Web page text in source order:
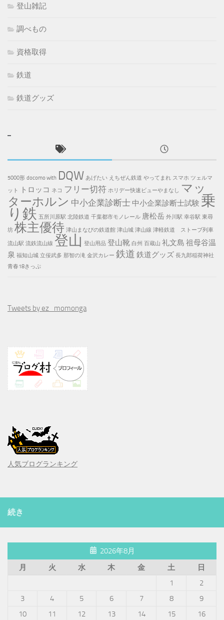
登山雑記
調べもの
資格取得
鉄道
鉄道グッズ
5000形 docomo with DQW あげたい えちぜん鉄道 やってまれ スマホ ツェルマ
ット
トロッコ ネコ フリー切符 ホリデー快速ビューやまなし マッ
ターホルン 中小企業診断士 中小企業診断士試験 乗
り鉄 五所川原駅 北陸鉄道 千葉都市モノレール 唐松岳 外川駅 幸谷駅 東尋
坊 株主優待 津山まなびの鉄道館 津山城 津山線 津軽鉄道 ストーブ列車
流山駅 流鉄流山線 登山 登山用品 登山靴 白州 百蔵山 礼文島 祖母谷温
泉 福知山城 立佞武多 那智の滝 金沢カレー 鉄道 鉄道グッズ 長九郎稲荷神社
青春18きっぷ
Tweets by ez_momonga
人気ブログランキング
続き
2026年8月
月
火 水 木 金 土
日
1
2
3
4 5 6 7 8
9
10
11 12 13 14 15
16